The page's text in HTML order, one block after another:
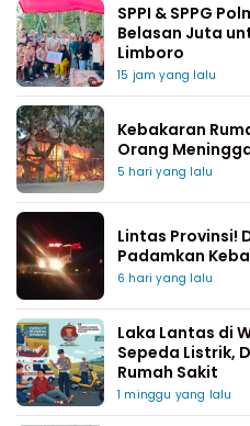
SPPI & SPPG
Belasan Juta
Limboro
15 jam yang lalu
Kebakaran
Orang
5 hari yang lalu
Lintas Provinsi!
Padamkan
6 hari yang lalu
Laka Lantas di
Sepeda Listrik,
Rumah Sakit
1 minggu yang lalu